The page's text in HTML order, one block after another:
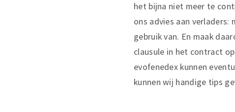
het bijna niet meer te
ons advies aan verladers:
gebruik van. En maak
clausule in het contract
evofenedex kunnen
kunnen wij handige tips